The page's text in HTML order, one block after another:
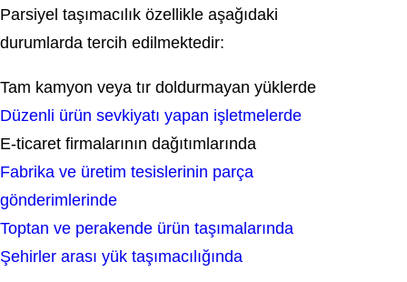
Parsiyel taşımacılık özellikle aşağıdaki
durumlarda tercih edilmektedir:
Tam kamyon veya tır doldurmayan yüklerde
Düzenli ürün sevkiyatı yapan işletmelerde
E-ticaret firmalarının dağıtımlarında
Fabrika ve üretim tesislerinin parça
gönderimlerinde
Toptan ve perakende ürün taşımalarında
Şehirler arası yük taşımacılığında